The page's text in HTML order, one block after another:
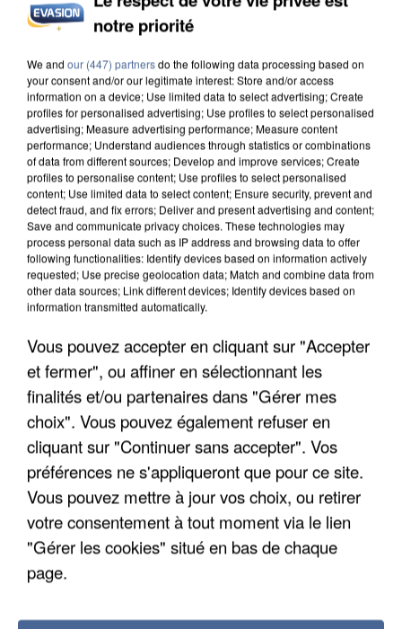
INCENDIES : L’ÎLE-DE-FRANCE LANCE UN ÉLAN
DE SOLIDARITÉ AVEC LES...
APRÈS TOUTES CES CANICULES, LES REFUGES
DE FAUNE SAUVAGE SONT...
notre priorité
We and our (447) partnersdo the following data processing based on
your consent and/or our legitimate interest: Store and/or access
information on a device; Use limited data to select advertising; Create
profiles for personalised advertising; Use profiles to select personalised
advertising; Measure advertising performance; Measure content
performance; Understand audiences through statistics or combinations
of data from different sources; Develop and improve services; Create
profiles to personalise content; Use profiles to select personalised
content; Use limited data to select content; Ensure security, prevent and
detect fraud, and fix errors; Deliver and present advertising and content;
Save and communicate privacy choices. These technologies may
process personal data such as IP address and browsing data to offer
following functionalities: Identify devices based on information actively
requested; Use precise geolocation data; Match and combine data from
other data sources; Link different devices; Identify devices based on
information transmitted automatically.
Vous pouvez accepter en cliquant sur "Accepter
et fermer", ou affiner en sélectionnant les
finalités et/ou partenaires dans "Gérer mes
choix". Vous pouvez également refuser en
cliquant sur "Continuer sans accepter". Vos
préférences ne s'appliqueront que pour ce site.
Vous pouvez mettre à jour vos choix, ou retirer
votre consentement à tout moment via le lien
"Gérer les cookies" situé en bas de chaque
page.